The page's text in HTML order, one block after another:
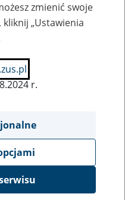
Poland Spółka z o.o., ul. H.
zmienić swoje
„Ustawienia
r.